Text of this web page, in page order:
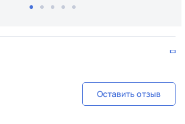
Оставить отзыв